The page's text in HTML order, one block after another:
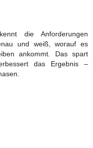
die Anforderungen
und weiß, worauf es
ankommt. Das spart
das Ergebnis –